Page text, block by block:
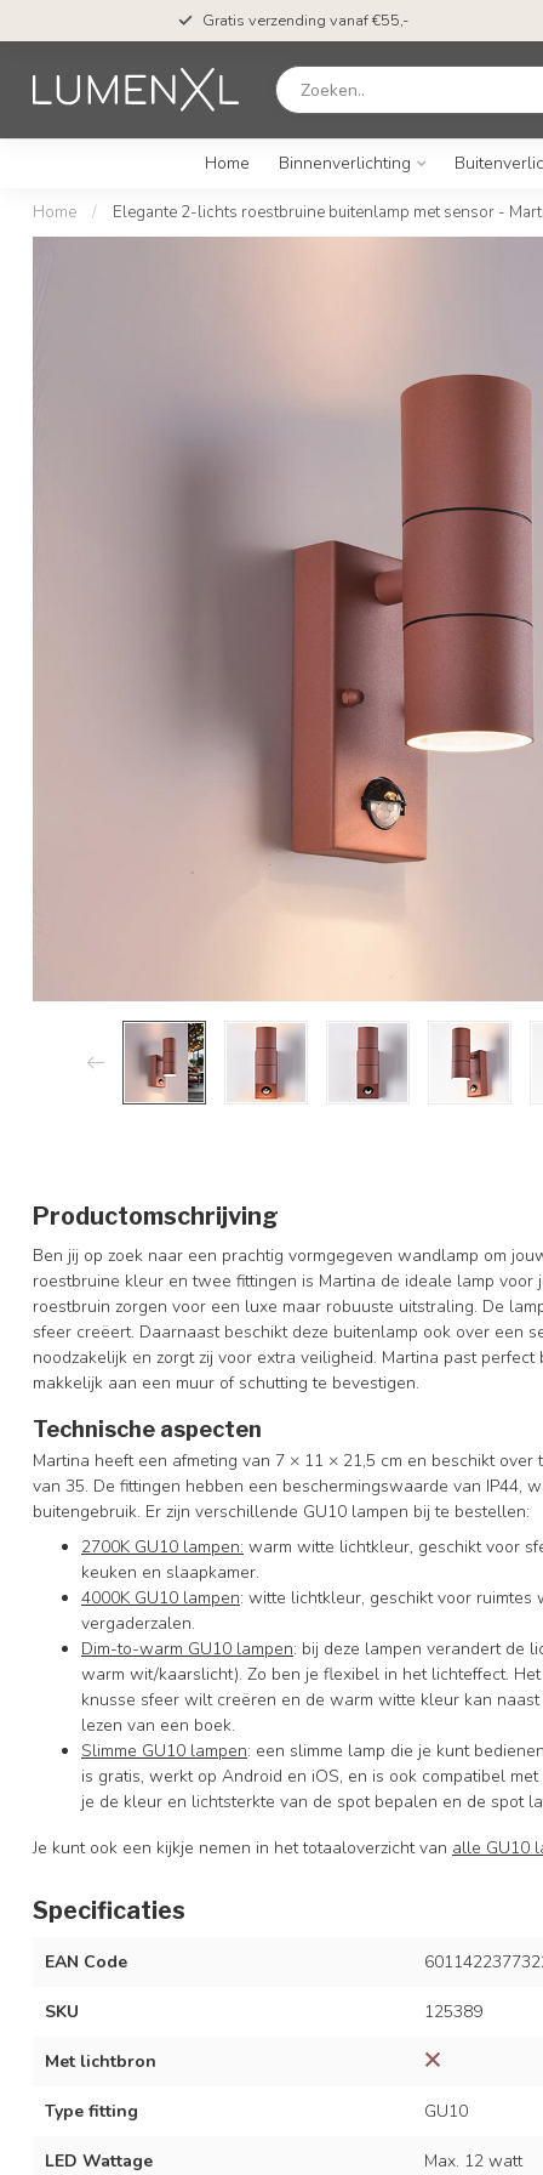
Gratis verzending vanaf €55,-
Home Binnenverlichting
Home / Elegante 2-lichts roestbruine buitenlamp met sensor -
Productomschrijving
Ben jij op zoek naar een prachtig vormgegeven wandlamp om
roestbruine kleur en twee fittingen is Martina de ideale lamp voor
roestbruin zorgen voor een luxe maar robuuste uitstraling. De
sfeer creëert. Daarnaast beschikt deze buitenlamp ook over een
noodzakelijk en zorgt zij voor extra veiligheid. Martina past
makkelijk aan een muur of schutting te bevestigen.
Technische aspecten
Martina heeft een afmeting van 7 × 11 × 21,5 cm en beschikt
van 35. De fittingen hebben een beschermingswaarde van IP44,
buitengebruik. Er zijn verschillende GU10 lampen bij te bestellen:
2700K GU10 lampen: warm witte lichtkleur, geschikt voor
keuken en slaapkamer.
4000K GU10 lampen: witte lichtkleur, geschikt voor
vergaderzalen.
Dim-to-warm GU10 lampen: bij deze lampen verandert de
warm wit/kaarslicht). Zo ben je flexibel in het lichteffect.
knusse sfeer wilt creëren en de warm witte kleur kan
lezen van een boek.
Slimme GU10 lampen: een slimme lamp die je kunt
is gratis, werkt op Android en iOS, en is ook compatibel
je de kleur en lichtsterkte van de spot bepalen en de spot
Je kunt ook een kijkje nemen in het totaaloverzicht van alle GU10
Specificaties
EAN Code
SKU 125389
Met lichtbron
Type fitting GU10
LED Wattage Max. 12 watt